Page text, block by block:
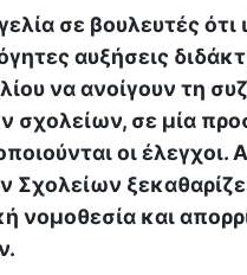
σε βουλευτές
αυξήσεις
να ανοίγουν τη
σχολείων, σε μία
οι
Σχολείων
νομοθεσία και